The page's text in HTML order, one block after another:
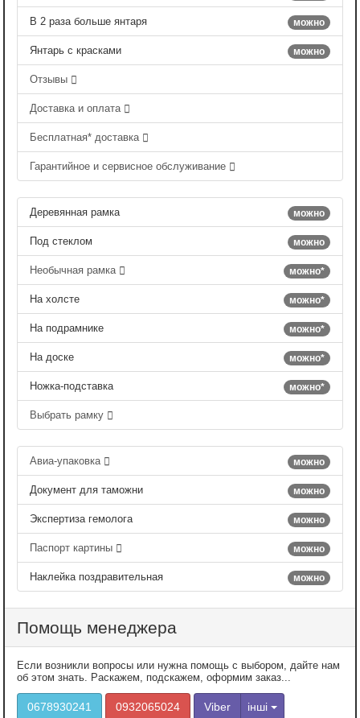
можно
В 2 раза больше янтаря
можно
Янтарь с красками
Отзывы
Доставка и оплата
Бесплатная* доставка
Гарантийное и сервисное обслуживание
можно
Деревянная рамка
можно
Под стеклом
можно*
Необычная рамка
можно*
На холсте
можно*
На подрамнике
можно*
На доске
можно*
Ножка-подставка
Выбрать рамку
можно
Авиа-упаковка
можно
Документ для таможни
можно
Экспертиза гемолога
можно
Паспорт картины
можно
Наклейка поздравительная
Помощь менеджера
Если возникли вопросы или нужна помощь с выбором, дайте нам
об этом знать. Раскажем, подскажем, оформим заказ...
0678930241 0932065024 Viber інші